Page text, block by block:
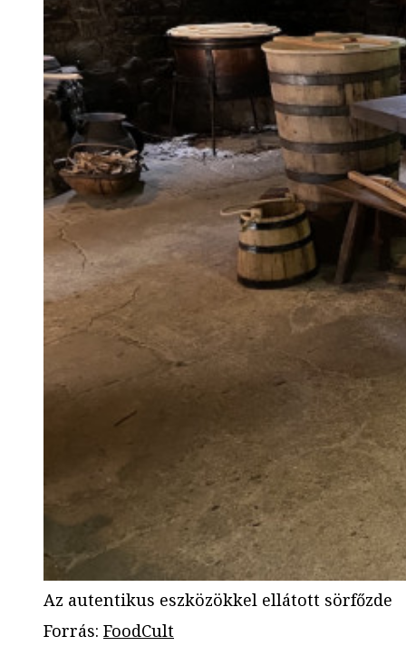
Az autentikus eszközökkel ellátott sörfőzde
Forrás: FoodCult